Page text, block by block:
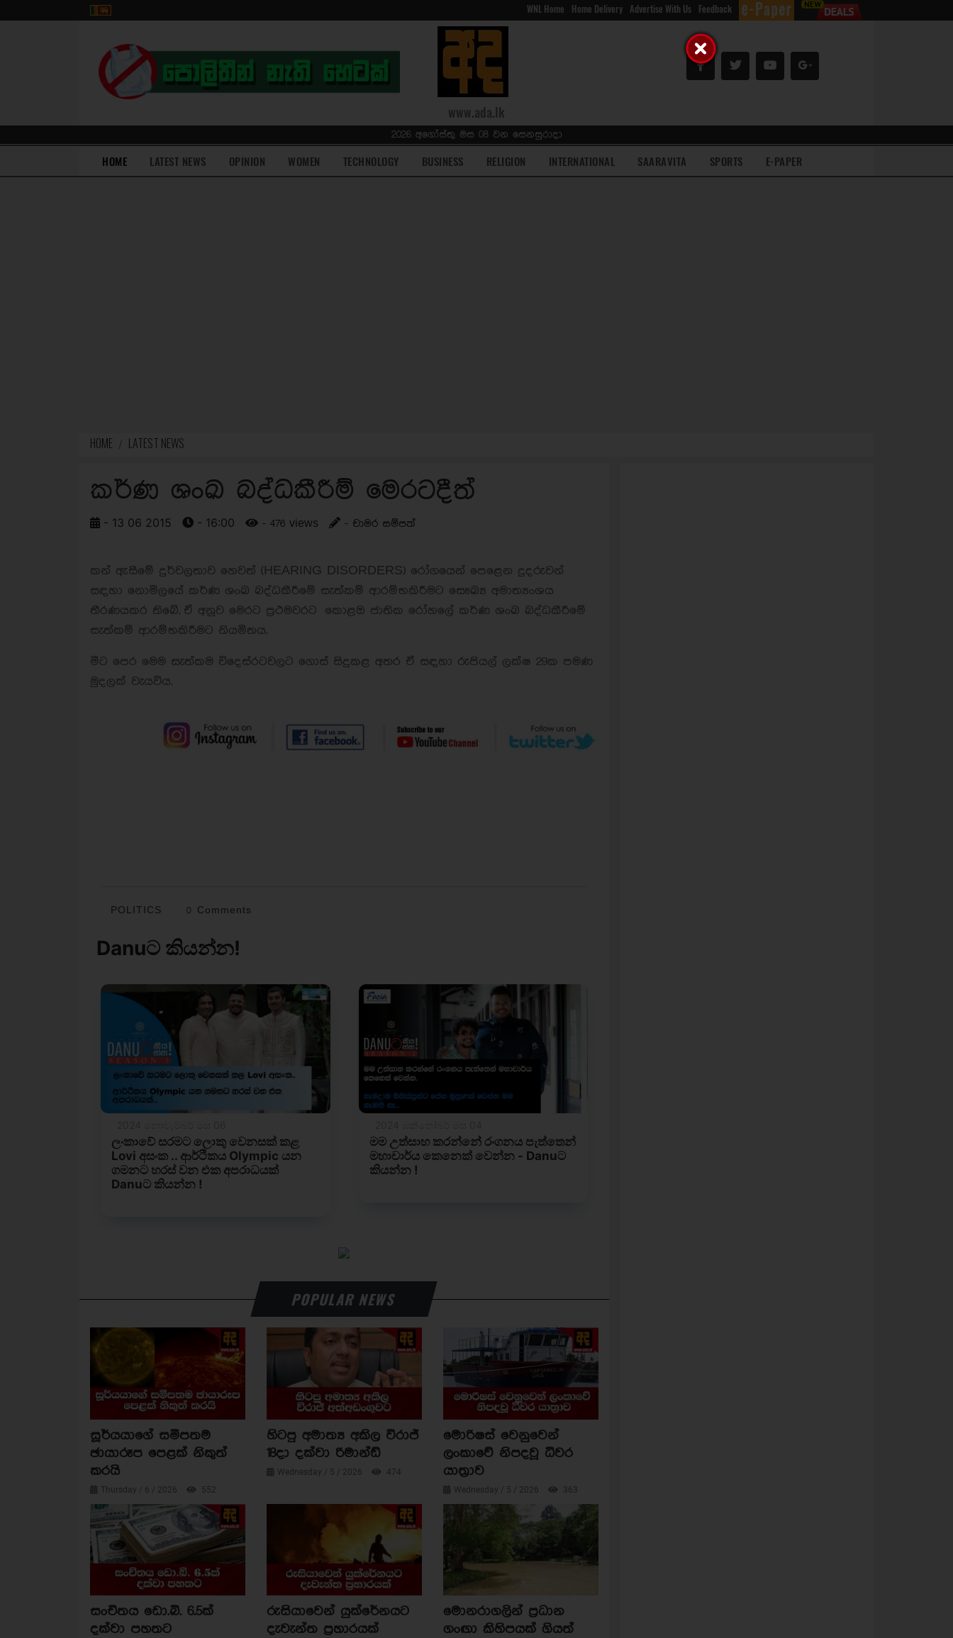
WNL Home Home Delivery Advertise With Us Feedback
www.ada.lk
2026 අගෝස්තු මස 08 වන සෙනසුරාදා
HOME(current)LATEST NEWS OPINION WOMEN TECHNOLOGY BUSINESS RELIGION INTERNATIONAL SAARAVITA SPORTS E-PAPER
HOME LATEST NEWS
කර්ණ ශංඛ බද්ධකීරීම් මෙරටදීත්
- 13 06 2015 - 16:00 - 476 views - චාමර සම්පත්
කන් ඇසීමේ දුර්වලතාව හෙවත් (HEARING DISORDERS) රෝගයෙන් පෙළෙන දුදරුවන්
සඳහා නොමිලයේ කර්ණ ශංඛ බද්ධකීරීමේ සැත්කම් ආරම්භකිරීමට සෞඛ්‍ය අමාත්‍යංශය
තීරණයකර තිබේ. ඒ අනුව මෙරට ප්‍රථමවරට කොළඔ ජාතික රෝහලේ කර්ණ ශංඛ බද්ධකීරීමේ
සැත්කම් ආරම්භකිරීමට නියමිතය.
මීට පෙර මෙම සැත්කම විදෙස්රටවලට ගොස් සිදුකළ අතර ඒ සඳහා රුපියල් ලක්ෂ 29ක පමණ
මුදලක් වැයවිය.
POLITICS 0 Comments
POPULAR NEWS
සූර්යයාගේ සමීපතම
ඡායාරූප පෙළක් නිකුත්
කරයි
Thursday / 6 / 2026 552
හිටපු අමාත්‍ය අකිල විරාජ්
18දා දක්වා රිමාන්ඩ්
Wednesday / 5 / 2026 474
මොරිෂස් වෙනුවෙන්
ලංකාවේ නිපදවූ ධීවර
යාත්‍රාව
Wednesday / 5 / 2026 363
සංචිතය ඩො.බි. 6.5ක්
දක්වා පහතට
රුසියාවෙන් යුක්රේනයට
දැවැන්ත ප්‍රහාරයක්
මොනරාගලින් ප්‍රධාන
ගංඟා කිහිපයක් ගියත්